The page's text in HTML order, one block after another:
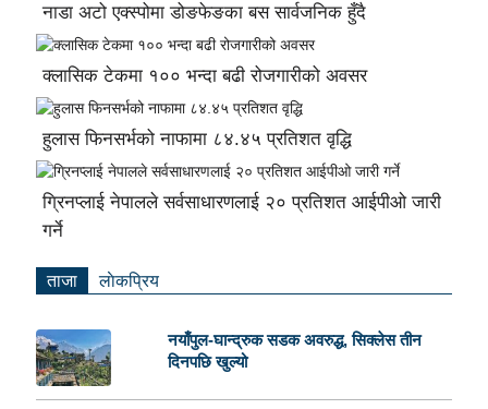
नाडा अटो एक्स्पोमा डोङफेङका बस सार्वजनिक हुँदै
क्लासिक टेकमा १०० भन्दा बढी रोजगारीको अवसर
हुलास फिनसर्भको नाफामा ८४.४५ प्रतिशत वृद्धि
ग्रिनप्लाई नेपालले सर्वसाधारणलाई २० प्रतिशत आईपीओ जारी
गर्ने
ताजा लाेकप्रिय
नयाँपुल-घान्द्रुक सडक अवरुद्ध, सिक्लेस तीन
दिनपछि खुल्यो